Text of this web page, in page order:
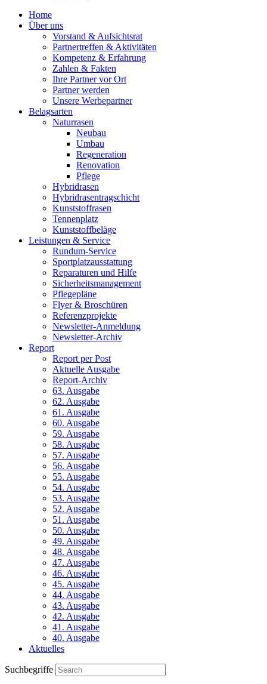
Home
Über uns
Vorstand & Aufsichtsrat
Partnertreffen & Aktivitäten
Kompetenz & Erfahrung
Zahlen & Fakten
Ihre Partner vor Ort
Partner werden
Unsere Werbepartner
Belagsarten
Naturrasen
Neubau
Umbau
Regeneration
Renovation
Pflege
Hybridrasen
Hybridrasentragschicht
Kunststoffrasen
Tennenplatz
Kunststoffbeläge
Leistungen & Service
Rundum-Service
Sportplatzausstattung
Reparaturen und Hilfe
Sicherheitsmanagement
Pflegepläne
Flyer & Broschüren
Referenzprojekte
Newsletter-Anmeldung
Newsletter-Archiv
Report
Report per Post
Aktuelle Ausgabe
Report-Archiv
63. Ausgabe
62. Ausgabe
61. Ausgabe
60. Ausgabe
59. Ausgabe
58. Ausgabe
57. Ausgabe
56. Ausgabe
55. Ausgabe
54. Ausgabe
53. Ausgabe
52. Ausgabe
51. Ausgabe
50. Ausgabe
49. Ausgabe
48. Ausgabe
47. Ausgabe
46. Ausgabe
45. Ausgabe
44. Ausgabe
43. Ausgabe
42. Ausgabe
41. Ausgabe
40. Ausgabe
Aktuelles
Suchbegriffe